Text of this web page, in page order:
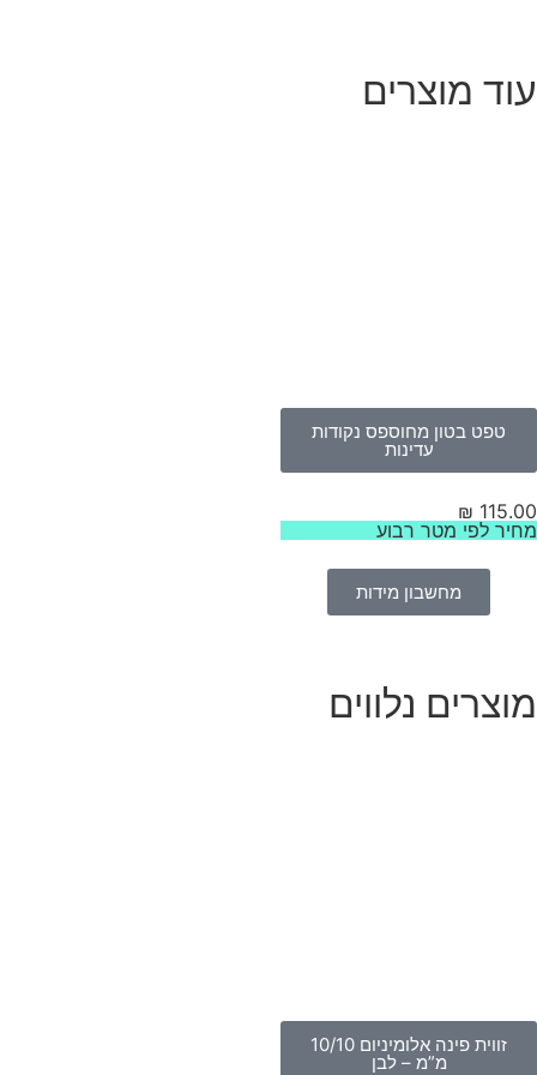
מוצרים
טפט בטון מחוספס נקודות
עדינות
₪
לפי מטר רבוע
מחשבון מידות
נלווים
זווית פינה אלומיניום 10/10
מ”מ – לבן